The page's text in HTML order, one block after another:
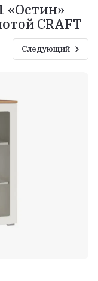
«Остин»
CRAFT
Следующий